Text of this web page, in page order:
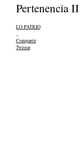
Pertenencia II
LO PATRIO
Compartir
Twitear